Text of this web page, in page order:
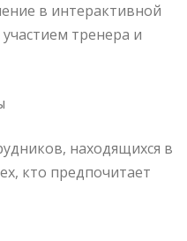
в интерактивной
тренера и
находящихся в
кто предпочитает